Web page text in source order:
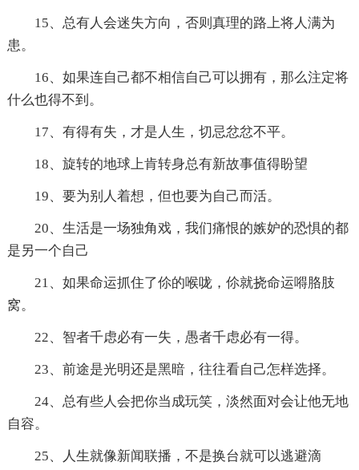
15、总有人会迷失方向，否则真理的路上将人满为
患。
16、如果连自己都不相信自己可以拥有，那么注定将
什么也得不到。
17、有得有失，才是人生，切忌忿忿不平。
18、旋转的地球上肯转身总有新故事值得盼望
19、要为别人着想，但也要为自己而活。
20、生活是一场独角戏，我们痛恨的嫉妒的恐惧的都
是另一个自己
21、如果命运抓住了伱的喉咙，伱就挠命运嘚胳肢
窝。
22、智者千虑必有一失，愚者千虑必有一得。
23、前途是光明还是黑暗，往往看自己怎样选择。
24、总有些人会把你当成玩笑，淡然面对会让他无地
自容。
25、人生就像新闻联播，不是换台就可以逃避滴